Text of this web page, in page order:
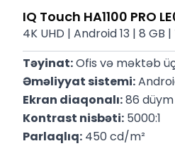
IQ Touch HA1100 PRO
4K UHD | Android 13 | 8 GB
Təyinat: Ofis və məktəb
Əməliyyat sistemi:
Ekran diaqonalı: 86 düym
Kontrast nisbəti: 5000:1
Parlaqlıq: 450 cd/m²